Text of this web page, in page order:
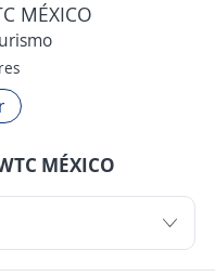
MÉXICO
MÉXICO